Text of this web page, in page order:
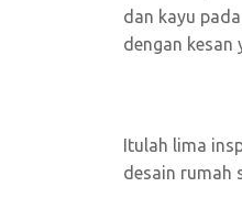
dan kayu
dengan kesan
Itulah lima
desain rumah